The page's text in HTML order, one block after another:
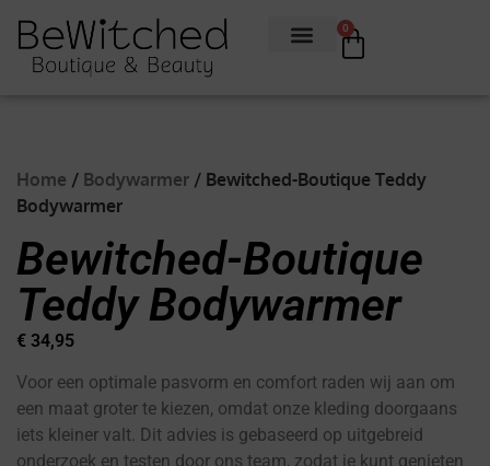
0
Home / Bodywarmer / Bewitched-Boutique Teddy
Bodywarmer
Bewitched-Boutique
Teddy Bodywarmer
€ 34,95
Voor een optimale pasvorm en comfort raden wij aan om
een maat groter te kiezen, omdat onze kleding doorgaans
iets kleiner valt. Dit advies is gebaseerd op uitgebreid
onderzoek en testen door ons team, zodat je kunt genieten